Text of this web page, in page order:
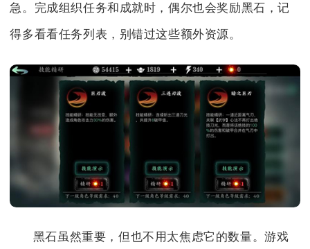
急。完成组织任务和成就时，偶尔也会奖励黑石，记
得多看看任务列表，别错过这些额外资源。
黑石虽然重要，但也不用太焦虑它的数量。游戏